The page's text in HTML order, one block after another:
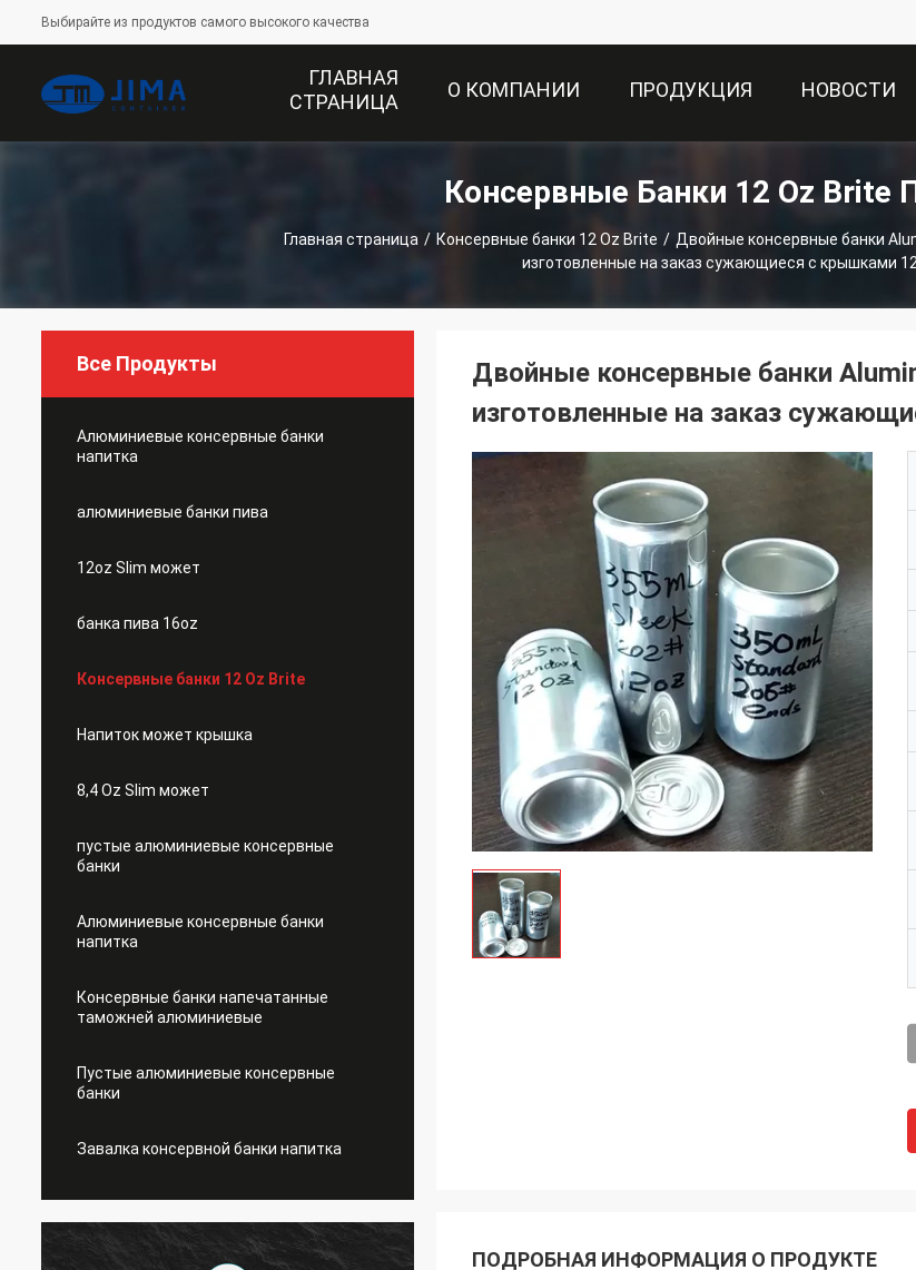
Выбирайте из продуктов самого высокого качества
ГЛАВНАЯ
СТРАНИЦА
О КОМПАНИИ ПРОДУКЦИЯ НОВОСТИ
Консервные Банки 12 Oz Brite
Главная страница / Консервные банки 12 Oz Brite / Двойные консервные банки
изготовленные на заказ сужающиеся с крышками
Все Продукты
Алюминиевые консервные банки
напитка
алюминиевые банки пива
12oz Slim может
банка пива 16oz
Консервные банки 12 Oz Brite
Напиток может крышка
8,4 Oz Slim может
пустые алюминиевые консервные
банки
Алюминиевые консервные банки
напитка
Консервные банки напечатанные
таможней алюминиевые
Пустые алюминиевые консервные
банки
Завалка консервной банки напитка
Двойные консервные банки
изготовленные на заказ
ПОДРОБНАЯ ИНФОРМАЦИЯ О ПРОДУКТЕ